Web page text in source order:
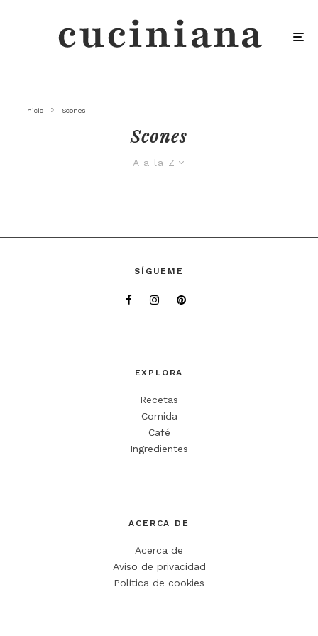
Inicio Scones
Scones
A a la Z
SÍGUEME
EXPLORA
Recetas
Comida
Café
Ingredientes
ACERCA DE
Acerca de
Aviso de privacidad
Política de cookies